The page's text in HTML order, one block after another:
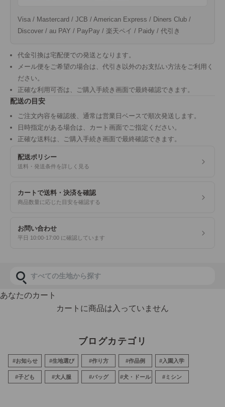
Visa / Mastercard / JCB / American Express / Diners Club /
Discover / au PAY / PayPay / 楽天ペイ / Paidy / 代引き
代金引換は宅配便での発送となります。
メール便をご希望の場合は、代引き以外のお支払い方法をご利用く
ださい。
正確な利用可否は、ご購入手続き画面で最終確認できます。
配送の目安
ご注文内容を確認後、通常は営業日ベースで順次発送します。
日時指定がある場合は、カート画面でご指定ください。
正確な送料は、ご購入手続き画面で最終確認できます。
配送ポリシー
送料・発送条件を詳しく見る
カートで送料・決済を確認
商品数量に応じた目安を確認する
お問い合わせ
平日 10:00-17:00 に確認しています
商品検索
あなたのカート
カートに商品は入っていません
ブログカテゴリ
#お知らせ #生地選び #作り方 #作品例 #入園入学
#子ども #大人服 #バッグ #犬・ドール #ミシン